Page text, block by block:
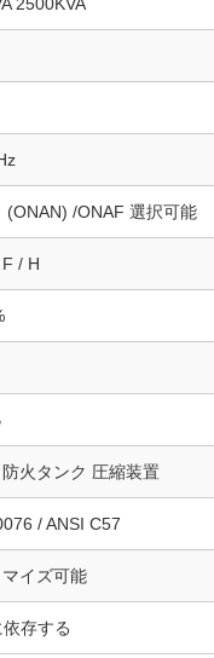
(ONAN) /ONAF 選択可能
/ H
火タンク 圧縮装置
/ ANSI C57
イズ可能
依存する